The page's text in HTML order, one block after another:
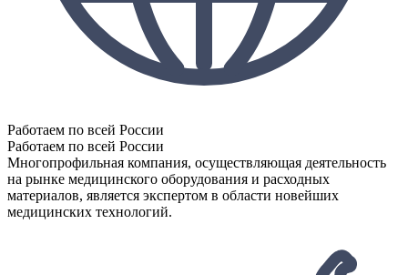
Работаем по всей России
Работаем по всей России
Многопрофильная компания, осуществляющая деятельность
на рынке медицинского оборудования и расходных
материалов, является экспертом в области новейших
медицинских технологий.